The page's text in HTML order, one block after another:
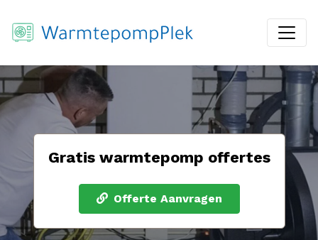
Gratis warmtepomp offertes
Offerte Aanvragen